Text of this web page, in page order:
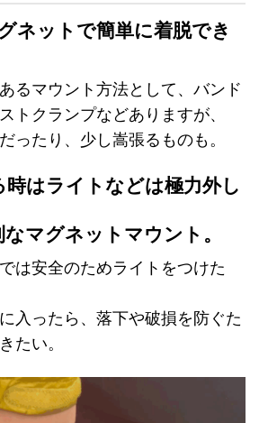
ネットで簡単に着脱でき
るマウント方法として、バンド
トクランプなどありますが、
ったり、少し嵩張るものも。
時はライトなどは極力外し
マグネットマウント。
は安全のためライトをつけた
入ったら、落下や破損を防ぐた
たい。